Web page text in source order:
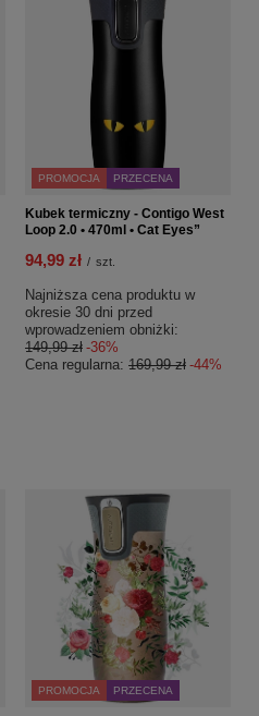
PROMOCJA PRZECENA
Kubek termiczny - Contigo West
Loop 2.0 • 470ml • Cat Eyes”
94,99 zł / szt.
Najniższa cena produktu w
okresie 30 dni przed
wprowadzeniem obniżki:
149,99 zł -36%
Cena regularna: 169,99 zł -44%
PROMOCJA PRZECENA